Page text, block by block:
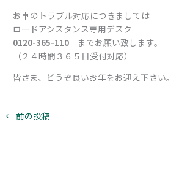
お車のトラブル対応につきましては
ロードアシスタンス専用デスク
0120-365-110 までお願い致します。
（２４時間３６５日受付対応）
皆さま、どうぞ良いお年をお迎え下さい。
←前の投稿